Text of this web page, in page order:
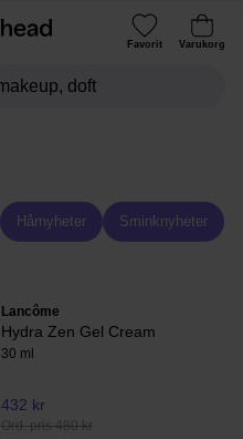
Favorit Varukorg
Hårnyheter Sminknyheter
Lancôme
Hydra Zen Gel Cream
30 ml
432 kr
Ord. pris 480 kr